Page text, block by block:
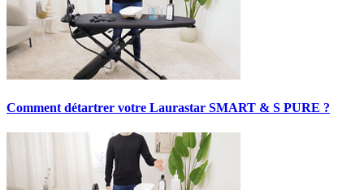
Comment détartrer votre Laurastar SMART & S PURE ?